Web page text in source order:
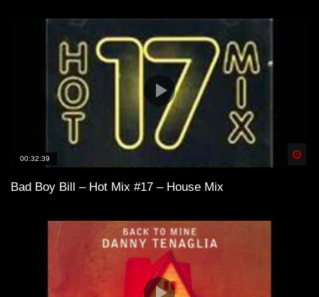
00:32:39
Bad Boy Bill – Hot Mix #17 – House Mix